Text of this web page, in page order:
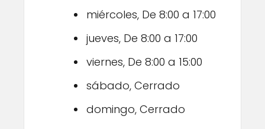
miércoles, De 8:00 a 17:00
jueves, De 8:00 a 17:00
viernes, De 8:00 a 15:00
sábado, Cerrado
domingo, Cerrado